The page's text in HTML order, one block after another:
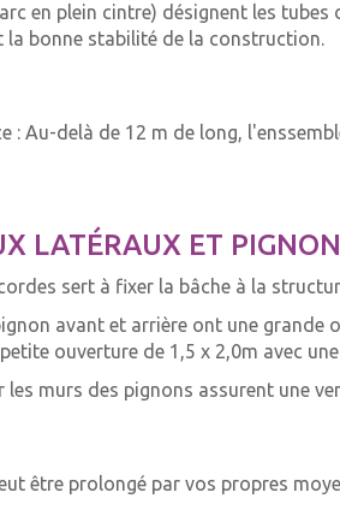
en plein cintre) désignent les
la bonne stabilité de la construction.
: Au-delà de 12 m de long,
LATÉRAUX ET
sert à fixer la bâche à la
avant et arrière ont une grande
ouverture de 1,5 x 2,0m avec
les murs des pignons assurent une
être prolongé par vos propres